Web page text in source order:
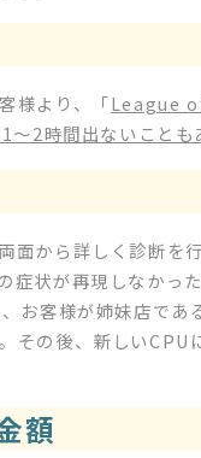
様より、「League
～2時間出ないことも
面から詳しく診断を
症状が再現しなかっ
お客様が姉妹店であ
その後、新しい
額